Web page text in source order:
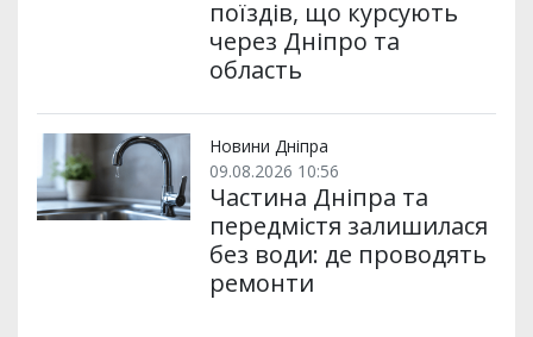
поїздів, що курсують
через Дніпро та
область
Новини Дніпра
09.08.2026 10:56
Частина Дніпра та
передмістя залишилася
без води: де проводять
ремонти